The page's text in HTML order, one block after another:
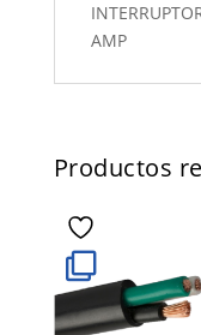
AMP
Productos